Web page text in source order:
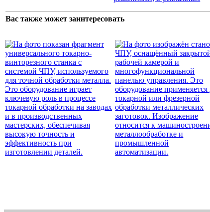
Вас также может заинтересовать